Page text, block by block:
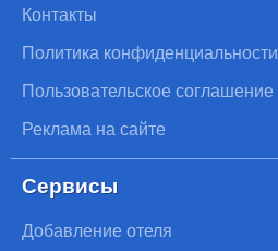
Контакты
Политика конфиденциальности
Пользовательское соглашение
Реклама на сайте
Сервисы
Добавление отеля